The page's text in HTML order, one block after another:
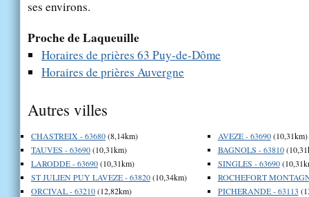
ses environs.
Proche de Laqueuille
Horaires de prières 63 Puy-de-Dôme
Horaires de prières Auvergne
Autres villes
CHASTREIX - 63680(8,14km)
TAUVES - 63690(10,31km)
LARODDE - 63690(10,31km)
ST JULIEN PUY LAVEZE - 63820(10,34km)
ORCIVAL - 63210(12,82km)
AVEZE - 63690(10,31km)
BAGNOLS - 63810
SINGLES - 63690
ROCHEFORT
PICHERANDE - 63113